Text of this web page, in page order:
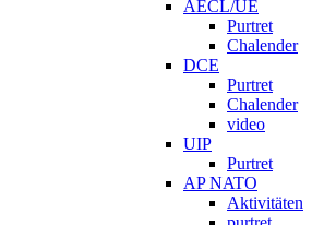
AECL/UE
Purtret
Chalender
DCE
Purtret
Chalender
video
UIP
Purtret
AP NATO
Aktivitäten